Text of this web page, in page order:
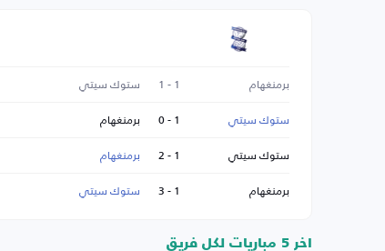
برمنغهام 1 - 1 ستوك سيتي
ستوك سيتي
1 - 0 برمنغهام
ستوك سيتي
1 - 2 برمنغهام
برمنغهام
1 - 3 ستوك سيتي
اخر 5 مباريات لكل فريق